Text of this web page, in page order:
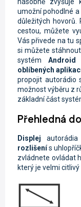
umožní pohodlné
důležitých hovorů.
cestou, můžete
Vás přivede na tu
si můžete
systémAndroid
oblíbených
propojit autorádio
možnost výběru z
základní část
Přehledná
Displej
rozlišenís
zvládnete ovládat
který je velmi